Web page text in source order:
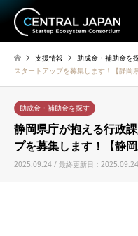
支援情報 助成金・補助金を
スタートアップを募集します！【静岡県
助成金・補助金を探す
静岡県庁が抱える行政
プを募集します！【静岡
2025.09.24 / 最終更新日：2025.09.24